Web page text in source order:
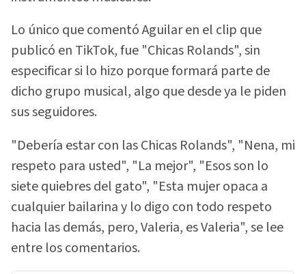
Lo único que comentó Aguilar en el clip que
publicó en TikTok, fue "Chicas Rolands", sin
especificar si lo hizo porque formará parte de
dicho grupo musical, algo que desde ya le piden
sus seguidores.
"Debería estar con las Chicas Rolands", "Nena, mi
respeto para usted", "La mejor", "Esos son lo
siete quiebres del gato", "Esta mujer opaca a
cualquier bailarina y lo digo con todo respeto
hacia las demás, pero, Valeria, es Valeria", se lee
entre los comentarios.